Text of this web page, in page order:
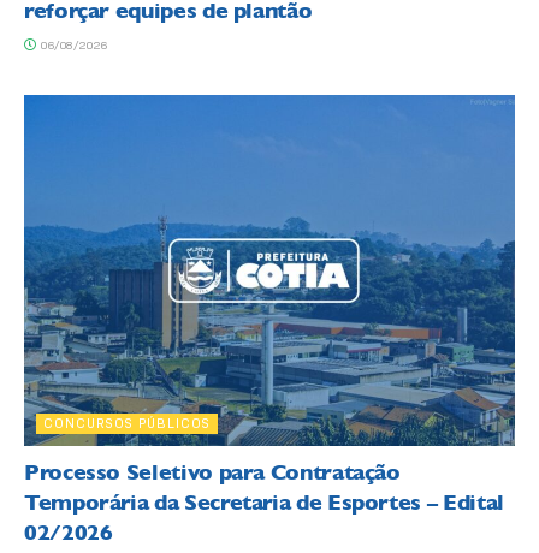
reforçar equipes de plantão
06/08/2026
CONCURSOS PÚBLICOS
Processo Seletivo para Contratação
Temporária da Secretaria de Esportes – Edital
02/2026